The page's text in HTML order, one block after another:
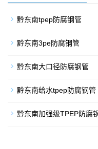
黔东南tpep防腐钢管
黔东南3pe防腐钢管
黔东南大口径防腐钢管
黔东南给水tpep防腐钢管
黔东南加强级TPEP防腐